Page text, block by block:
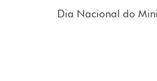
Dia Nacional do